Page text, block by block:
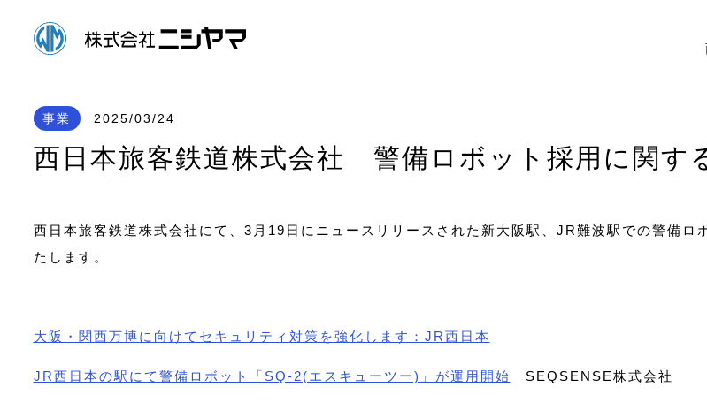
事業 2025/03/24
西日本旅客鉄道株式会社 警備ロボット採用に関す
西日本旅客鉄道株式会社にて、3月19日にニュースリリースされた新大阪駅、JR難波駅での警備
たします。
大阪・関西万博に向けてセキュリティ対策を強化します：JR西日本
JR西日本の駅にて警備ロボット「SQ-2(エスキューツー)」が運用開始 SEQSENSE株式会社